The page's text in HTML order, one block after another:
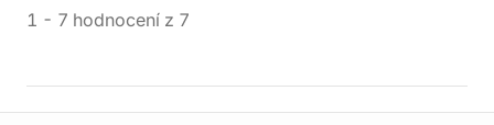
1 - 7 hodnocení z 7